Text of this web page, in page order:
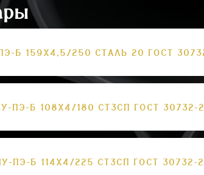
Б 159Х4,5/250 СТАЛЬ 20 ГОСТ
ПЭ-Б 108Х4/180 СТ3СП ГОСТ 30732-
ПЭ-Б 114Х4/225 СТ3СП ГОСТ 30732-